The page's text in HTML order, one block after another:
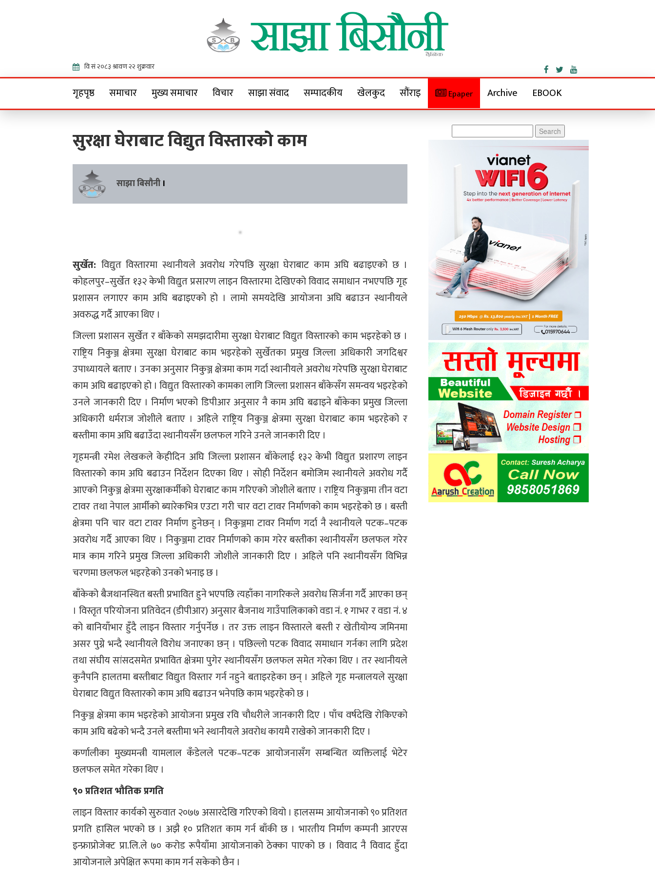
Sajha Bisaunee
गृहपृष्ठ समाचार मुख्य समाचार विचार साझा संवाद सम्पादकीय खेलकुद सौंराइ Epaper Archive EBOOK
सुरक्षा घेराबाट विद्युत विस्तारको काम
साझा बिसौनी ।
सुर्खेत: विद्युत विस्तारमा स्थानीयले अवरोध गरेपछि सुरक्षा घेराबाट काम अघि बढाइएको छ ।
कोहलपुर–सुर्खेत १३२ केभी विद्युत प्रसारण लाइन विस्तारमा देखिएको विवाद समाधान नभएपछि गृह
प्रशासन लगाएर काम अघि बढाइएको हो । लामो समयदेखि आयोजना अघि बढाउन स्थानीयले
अवरुद्ध गर्दै आएका थिए ।
जिल्ला प्रशासन सुर्खेत र बाँकेको समझदारीमा सुरक्षा घेराबाट विद्युत विस्तारको काम भइरहेको छ ।
राष्ट्रिय निकुञ्ज क्षेत्रमा सुरक्षा घेराबाट काम भइरहेको सुर्खेतका प्रमुख जिल्ला अधिकारी जगदिश्वर
उपाध्यायले बताए । उनका अनुसार निकुञ्ज क्षेत्रमा काम गर्दा स्थानीयले अवरोध गरेपछि सुरक्षा घेराबाट
काम अघि बढाइएको हो । विद्युत विस्तारको कामका लागि जिल्ला प्रशासन बाँकेसँग समन्वय भइरहेको
उनले जानकारी दिए । निर्माण भएको डिपीआर अनुसार नै काम अघि बढाइने बाँकेका प्रमुख जिल्ला
अधिकारी धर्मराज जोशीले बताए । अहिले राष्ट्रिय निकुञ्ज क्षेत्रमा सुरक्षा घेराबाट काम भइरहेको र
बस्तीमा काम अघि बढाउँदा स्थानीयसँग छलफल गरिने उनले जानकारी दिए ।
गृहमन्त्री रमेश लेखकले केहीदिन अघि जिल्ला प्रशासन बाँकेलाई १३२ केभी विद्युत प्रशारण लाइन
विस्तारको काम अघि बढाउन निर्देशन दिएका थिए । सोही निर्देशन बमोजिम स्थानीयले अवरोध गर्दै
आएको निकुञ्ज क्षेत्रमा सुरक्षाकर्मीको घेराबाट काम गरिएको जोशीले बताए । राष्ट्रिय निकुञ्जमा तीन वटा
टावर तथा नेपाल आर्मीको ब्यारेकभित्र एउटा गरी चार वटा टावर निर्माणको काम भइरहेको छ । बस्ती
क्षेत्रमा पनि चार वटा टावर निर्माण हुनेछन् । निकुञ्जमा टावर निर्माण गर्दा नै स्थानीयले पटक–पटक
अवरोध गर्दै आएका थिए । निकुञ्जमा टावर निर्माणको काम गरेर बस्तीका स्थानीयसँग छलफल गरेर
मात्र काम गरिने प्रमुख जिल्ला अधिकारी जोशीले जानकारी दिए । अहिले पनि स्थानीयसँग विभिन्न
चरणमा छलफल भइरहेको उनको भनाइ छ ।
बाँकेको बैजथानस्थित बस्ती प्रभावित हुने भएपछि त्यहाँका नागरिकले अवरोध सिर्जना गर्दै आएका छन्
। विस्तृत परियोजना प्रतिवेदन (डीपीआर) अनुसार बैजनाथ गाउँपालिकाको वडा नं. १ गाभर र वडा नं. ४
को बानियाँभार हुँदै लाइन विस्तार गर्नुपर्नेछ । तर उक्त लाइन विस्तारले बस्ती र खेतीयोग्य जमिनमा
असर पुग्ने भन्दै स्थानीयले विरोध जनाएका छन् । पछिल्लो पटक विवाद समाधान गर्नका लागि प्रदेश
तथा संघीय सांसदसमेत प्रभावित क्षेत्रमा पुगेर स्थानीयसँग छलफल समेत गरेका थिए । तर स्थानीयले
कुनैपनि हालतमा बस्तीबाट विद्युत विस्तार गर्न नहुने बताइरहेका छन् । अहिले गृह मन्त्रालयले सुरक्षा
घेराबाट विद्युत विस्तारको काम अघि बढाउन भनेपछि काम भइरहेको छ ।
निकुञ्ज क्षेत्रमा काम भइरहेको आयोजना प्रमुख रवि चौधरीले जानकारी दिए । पाँच वर्षदेखि रोकिएको
काम अघि बढेको भन्दै उनले बस्तीमा भने स्थानीयले अवरोध कायमै राखेको जानकारी दिए ।
कर्णालीका मुख्यमन्त्री यामलाल कँडेलले पटक–पटक आयोजनासँग सम्बन्धित व्यक्तिलाई भेटेर
छलफल समेत गरेका थिए ।
९० प्रतिशत भौतिक प्रगति
लाइन विस्तार कार्यको सुरुवात २०७७ असारदेखि गरिएको थियो । हालसम्म आयोजनाको ९० प्रतिशत
प्रगति हासिल भएको छ । अझै १० प्रतिशत काम गर्न बाँकी छ । भारतीय निर्माण कम्पनी आरएस
इन्फ्राप्रोजेक्ट प्रा.लि.ले ७० करोड रूपैयाँमा आयोजनाको ठेक्का पाएको छ । विवाद नै विवाद हुँदा
आयोजनाले अपेक्षित रूपमा काम गर्न सकेको छैन ।
for: